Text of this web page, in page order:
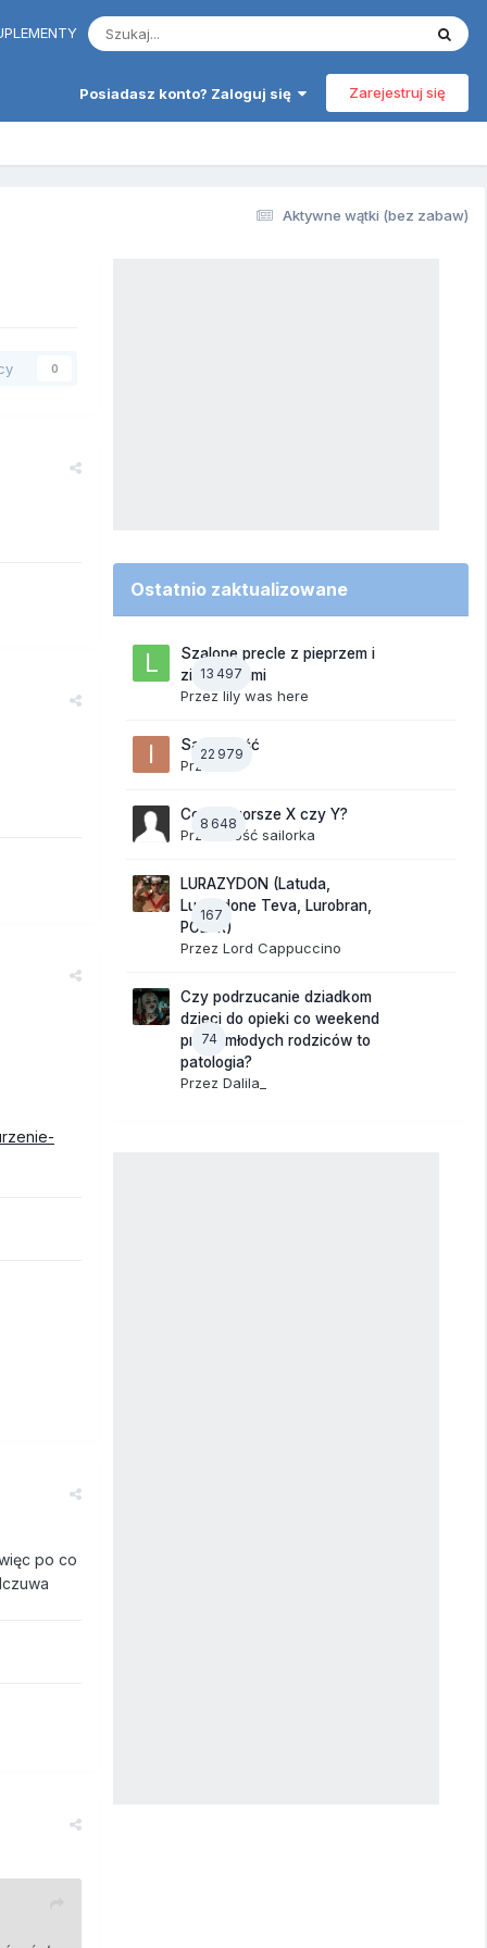
Posiadasz konto? Zaloguj się Zarejestruj się
Aktywne wątki (bez zabaw)
0
po co
Ostatnio zaktualizowane
13 497
Szalone precle z pieprzem i
ziemniakami
Przez lily was here
22 979
Samotność
Przez
8 648
Co jest gorsze X czy Y?
Przez Gość sailorka
167
LURAZYDON (Latuda,
Lurasidone Teva, Lurobran,
POLUR)
Przez Lord Cappuccino
74
Czy podrzucanie dziadkom
dzieci do opieki co weekend
przez młodych rodziców to
patologia?
Przez Dalila_